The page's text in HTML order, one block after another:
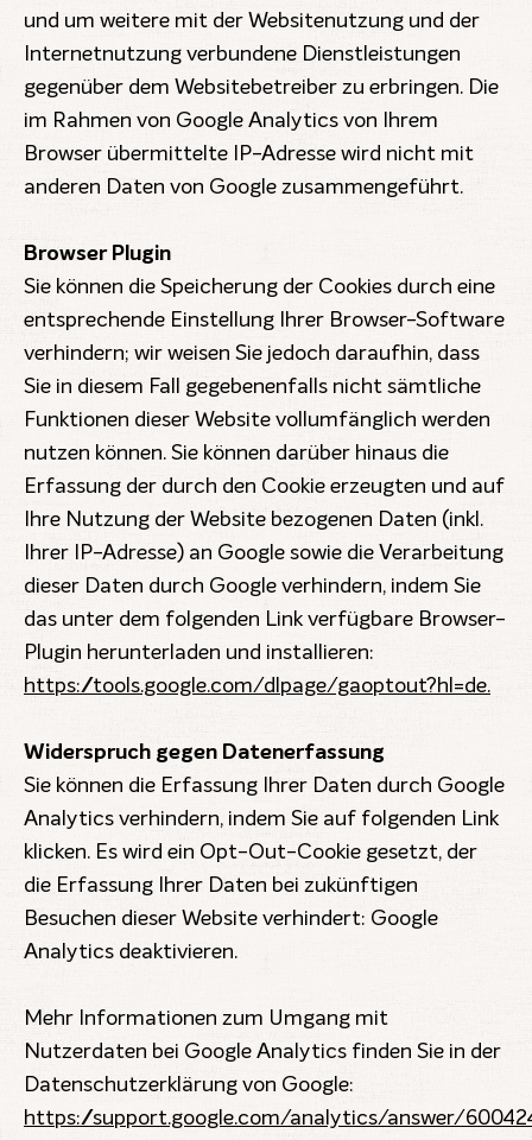
und um weitere mit der Websitenutzung und der
Internetnutzung verbundene Dienstleistungen
gegenüber dem Websitebetreiber zu erbringen. Die
im Rahmen von Google Analytics von Ihrem
Browser übermittelte IP-Adresse wird nicht mit
anderen Daten von Google zusammengeführt.
Browser Plugin
Sie können die Speicherung der Cookies durch eine
entsprechende Einstellung Ihrer Browser-Software
verhindern; wir weisen Sie jedoch daraufhin, dass
Sie in diesem Fall gegebenenfalls nicht sämtliche
Funktionen dieser Website vollumfänglich werden
nutzen können. Sie können darüber hinaus die
Erfassung der durch den Cookie erzeugten und auf
Ihre Nutzung der Website bezogenen Daten (inkl.
Ihrer IP-Adresse) an Google sowie die Verarbeitung
dieser Daten durch Google verhindern, indem Sie
das unter dem folgenden Link verfügbare Browser-
Plugin herunterladen und installieren:
https://tools.google.com/dlpage/gaoptout?hl=de.
Widerspruch gegen Datenerfassung
Sie können die Erfassung Ihrer Daten durch Google
Analytics verhindern, indem Sie auf folgenden Link
klicken. Es wird ein Opt-Out-Cookie gesetzt, der
die Erfassung Ihrer Daten bei zukünftigen
Besuchen dieser Website verhindert: Google
Analytics deaktivieren.
Mehr Informationen zum Umgang mit
Nutzerdaten bei Google Analytics finden Sie in der
Datenschutzerklärung von Google:
https://support.google.com/analytics/answer/